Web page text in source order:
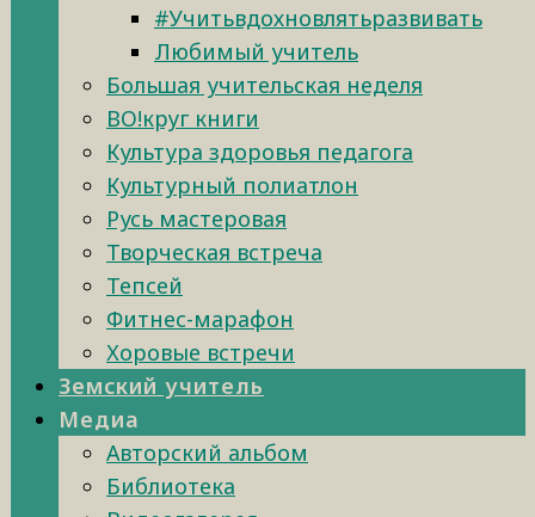
#Учитьвдохновлятьразвивать
Любимый учитель
Большая учительская неделя
ВО!круг книги
Культура здоровья педагога
Культурный полиатлон
Русь мастеровая
Творческая встреча
Тепсей
Фитнес-марафон
Хоровые встречи
Земский учитель
Медиа
Авторский альбом
Библиотека